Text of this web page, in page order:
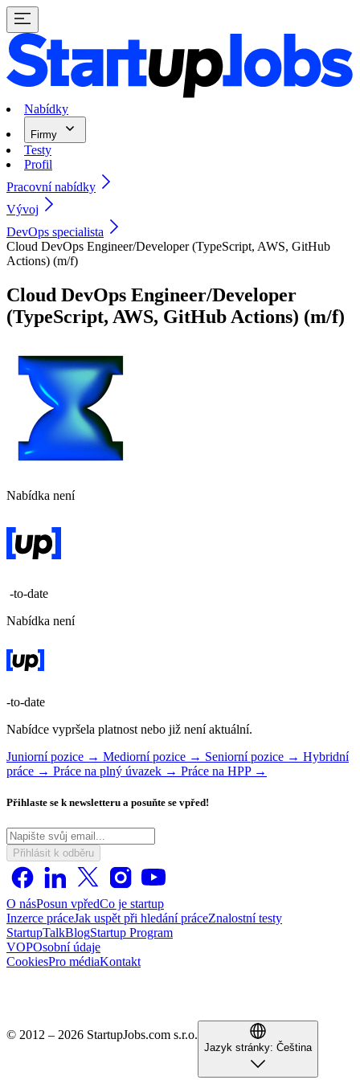
Nabídky
Firmy
Testy
Profil
Pracovní nabídky
Vývoj
DevOps specialista
Cloud DevOps Engineer/Developer (TypeScript, AWS, GitHub
Actions) (m/f)
Cloud DevOps Engineer/Developer
(TypeScript, AWS, GitHub Actions) (m/f)
Nabídka není
-to-date
Nabídka není
-to-date
Nabídce vypršela platnost nebo již není aktuální.
Juniorní pozice → Mediorní pozice → Seniorní pozice → Hybridní
práce → Práce na plný úvazek → Práce na HPP →
Přihlaste se k newsletteru a posuňte se vpřed!
Přihlásit k odběru
O násPosun vpředCo je startup
Inzerce práceJak uspět při hledání práceZnalostní testy
StartupTalkBlogStartup Program
VOPOsobní údaje
CookiesPro médiaKontakt
© 2012 – 2026 StartupJobs.com s.r.o.
Jazyk stránky: Čeština